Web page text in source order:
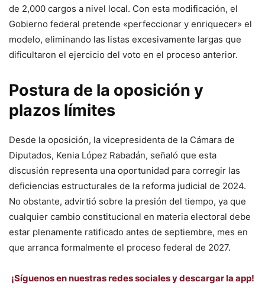
de 2,000 cargos a nivel local. Con esta modificación, el
Gobierno federal pretende «perfeccionar y enriquecer» el
modelo, eliminando las listas excesivamente largas que
dificultaron el ejercicio del voto en el proceso anterior.
Postura de la oposición y
plazos límites
Desde la oposición, la vicepresidenta de la Cámara de
Diputados, Kenia López Rabadán, señaló que esta
discusión representa una oportunidad para corregir las
deficiencias estructurales de la reforma judicial de 2024.
No obstante, advirtió sobre la presión del tiempo, ya que
cualquier cambio constitucional en materia electoral debe
estar plenamente ratificado antes de septiembre, mes en
que arranca formalmente el proceso federal de 2027.
¡Síguenos en nuestras redes sociales y descargar la app!